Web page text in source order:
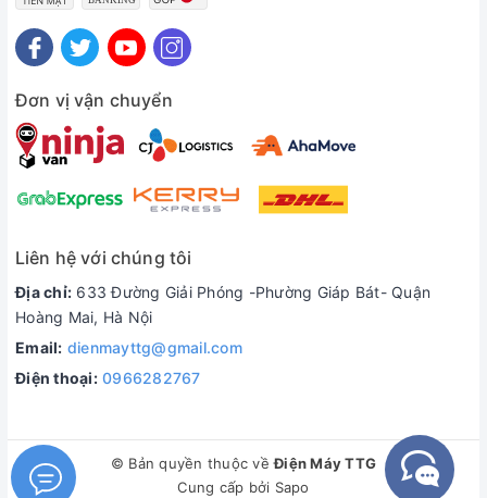
Đơn vị vận chuyển
Liên hệ với chúng tôi
Địa chỉ: 633 Đường Giải Phóng -Phường Giáp Bát- Quận
Hoàng Mai, Hà Nội
Email: dienmayttg@gmail.com
Điện thoại: 0966282767
© Bản quyền thuộc vềĐiện Máy TTG
Cung cấp bởi Sapo